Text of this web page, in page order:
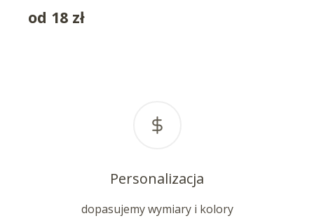
od 18 zł
Personalizacja
dopasujemy wymiary i kolory